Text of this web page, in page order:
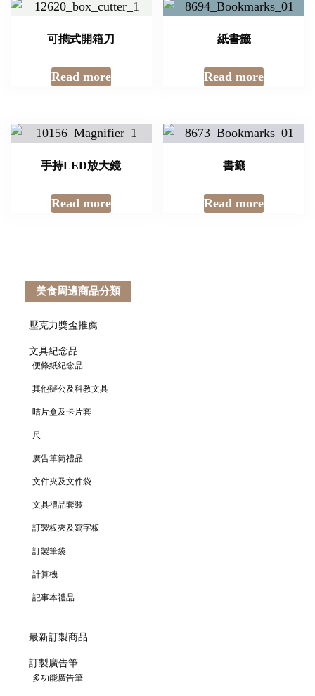
可擕式開箱刀
Read more
紙書籤
Read more
手持LED放大鏡
Read more
書籤
Read more
美食周邊商品分類
壓克力獎盃推薦
文具紀念品
便條紙紀念品
其他辦公及科教文具
咭片盒及卡片套
尺
廣告筆筒禮品
文件夾及文件袋
文具禮品套裝
訂製板夾及寫字板
訂製筆袋
計算機
記事本禮品
最新訂製商品
訂製廣告筆
多功能廣告筆